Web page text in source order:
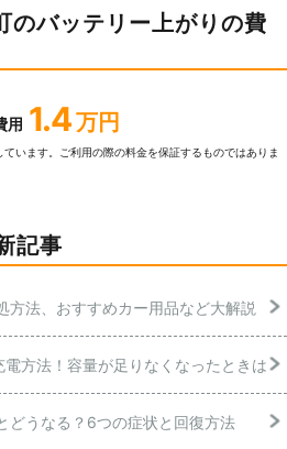
のバッテリー上がりの費
用 1.4 万円
います。ご利⽤の際の料⾦を保証するものではありま
記事
方法、おすすめカー用品など大解説
方法！容量が足りなくなったときは
どうなる？6つの症状と回復方法